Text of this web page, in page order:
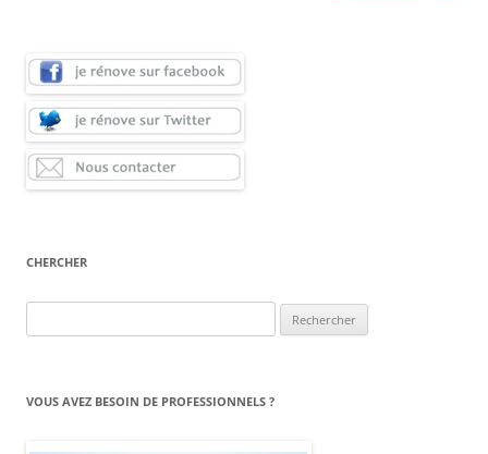
CHERCHER
VOUS AVEZ BESOIN DE PROFESSIONNELS ?